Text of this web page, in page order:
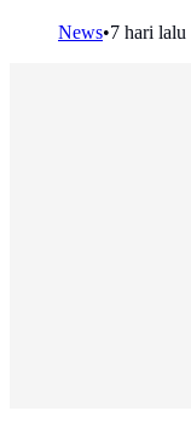
News•7 hari lalu